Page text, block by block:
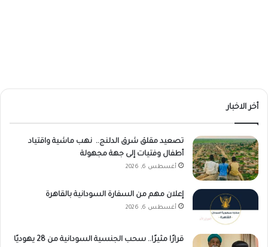
أخر الاخبار
تصعيد مقلق شرق الدلنج.. نهب ماشية واقتياد
أطفال وفتيات إلى جهة مجهولة
أغسطس 6, 2026
إعلان مهم من السفارة السودانية بالقاهرة
أغسطس 6, 2026
قرارًا مثيرًا.. سحب الجنسية السودانية من 28 يهوديًا